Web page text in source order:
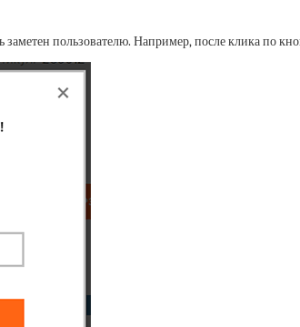
заметен пользователю. Например, после клика по